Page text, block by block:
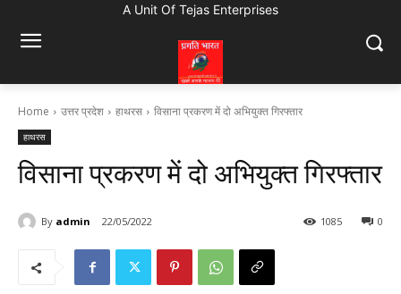
A Unit Of Tejas Enterprises
Home उत्तर प्रदेश हाथरस विसाना प्रकरण में दो अभियुक्त गिरफ्तार
हाथरस
विसाना प्रकरण में दो अभियुक्त गिरफ्तार
By admin 22/05/2022 0
1085